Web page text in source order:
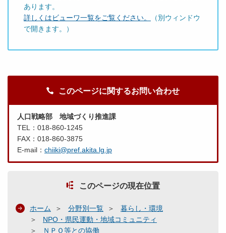
あります。
詳しくはビューワ一覧をご覧ください。
（別ウィンドウ
で開きます。）
このページに関するお問い合わせ
人口戦略部 地域づくり推進課
TEL：018-860-1245
FAX：018-860-3875
E-mail： chiiki@pref.akita.lg.jp
このページの現在位置
ホーム 分野別一覧
暮らし・環境
NPO・県民運動・地域コミュニティ
ＮＰＯ等との協働